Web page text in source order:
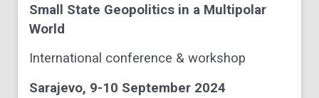
Small State Geopolitics in a Multipolar
World
International conference & workshop
Sarajevo, 9-10 September 2024